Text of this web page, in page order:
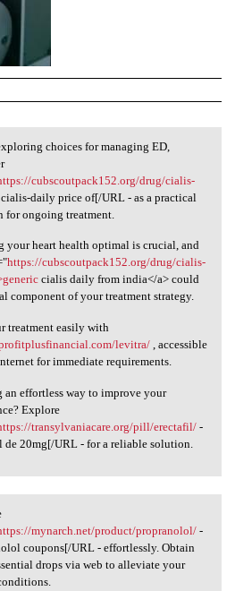
choices for
choices for managing ED,
cubscoutpack152.org/drug/cialis-
daily price of[/URL - as a practical
for ongoing treatment.
your heart health optimal is crucial, and
https://cubscoutpack152.org/drug/cialis-
cialis daily from india</a> could
component of your treatment strategy.
treatment easily with
levitra/, accessible
for immediate requirements.
an effortless way to improve your
Explore
transylvaniacare.org/pill/erectafil/-
de 20mg[/URL - for a reliable solution.
[URL=https://mynarch
mynarch.net/product/propranolol/-
coupons[/URL - effortlessly. Obtain
drops via web to alleviate your